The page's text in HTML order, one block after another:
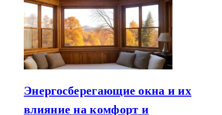
Энергосберегающие окна и их
влияние на комфорт и